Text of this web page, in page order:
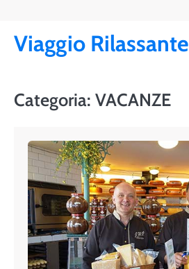
content
Viaggio Rilassante
Categoria: VACANZE